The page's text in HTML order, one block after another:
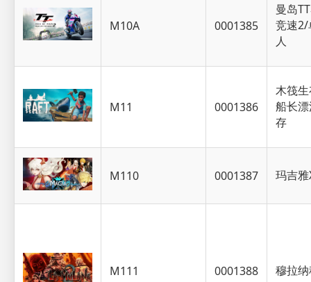
M10A 0001385
曼岛
竞速2/
人
M11 0001386
木筏
船长
存
M110 0001387 玛吉雅
M111 0001388 穆拉